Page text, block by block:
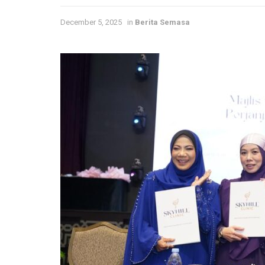
December 5, 2025 in Berita Semasa